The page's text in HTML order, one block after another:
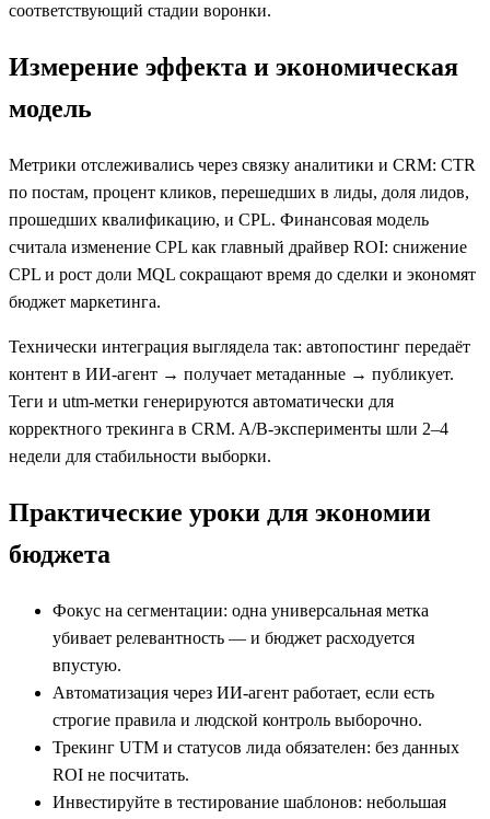
соответствующий стадии воронки.
Измерение эффекта и экономическая
модель
Метрики отслеживались через связку аналитики и CRM: CTR
по постам, процент кликов, перешедших в лиды, доля лидов,
прошедших квалификацию, и CPL. Финансовая модель
считала изменение CPL как главный драйвер ROI: снижение
CPL и рост доли MQL сокращают время до сделки и экономят
бюджет маркетинга.
Технически интеграция выглядела так: автопостинг передаёт
контент в ИИ‑агент → получает метаданные → публикует.
Теги и utm‑метки генерируются автоматически для
корректного трекинга в CRM. A/B‑эксперименты шли 2–4
недели для стабильности выборки.
Практические уроки для экономии
бюджета
Фокус на сегментации: одна универсальная метка
убивает релевантность — и бюджет расходуется
впустую.
Автоматизация через ИИ‑агент работает, если есть
строгие правила и людской контроль выборочно.
Трекинг UTM и статусов лида обязателен: без данных
ROI не посчитать.
Инвестируйте в тестирование шаблонов: небольшая